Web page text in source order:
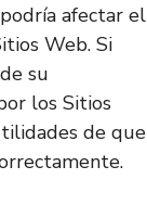
afectar el
Web. Si
su
los Sitios
de que